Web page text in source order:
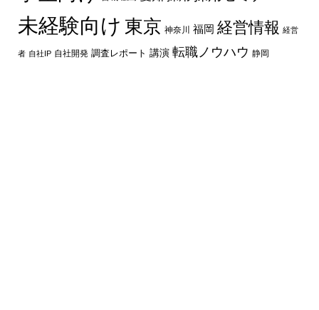
未経験向け 東京 神奈川 福岡 経営情報 経営
者 自社IP 自社開発 調査レポート 講演 転職ノウハウ 静岡